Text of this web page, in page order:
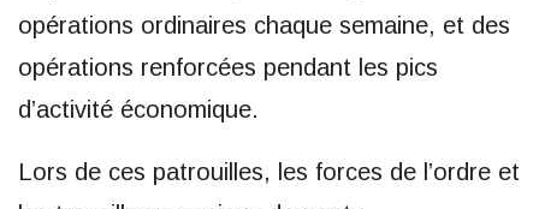
opérations ordinaires chaque semaine, et des
opérations renforcées pendant les pics
d’activité économique.
Lors de ces patrouilles, les forces de l’ordre et